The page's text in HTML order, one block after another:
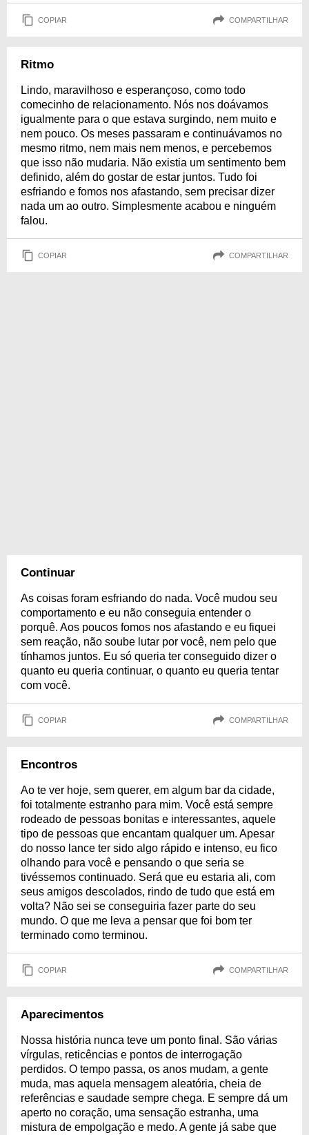
COPIAR COMPARTILHAR
Ritmo
Lindo, maravilhoso e esperançoso, como todo
comecinho de relacionamento. Nós nos doávamos
igualmente para o que estava surgindo, nem muito e
nem pouco. Os meses passaram e continuávamos no
mesmo ritmo, nem mais nem menos, e percebemos
que isso não mudaria. Não existia um sentimento bem
definido, além do gostar de estar juntos. Tudo foi
esfriando e fomos nos afastando, sem precisar dizer
nada um ao outro. Simplesmente acabou e ninguém
falou.
COPIAR COMPARTILHAR
Continuar
As coisas foram esfriando do nada. Você mudou seu
comportamento e eu não conseguia entender o
porquê. Aos poucos fomos nos afastando e eu fiquei
sem reação, não soube lutar por você, nem pelo que
tínhamos juntos. Eu só queria ter conseguido dizer o
quanto eu queria continuar, o quanto eu queria tentar
com você.
COPIAR COMPARTILHAR
Encontros
Ao te ver hoje, sem querer, em algum bar da cidade,
foi totalmente estranho para mim. Você está sempre
rodeado de pessoas bonitas e interessantes, aquele
tipo de pessoas que encantam qualquer um. Apesar
do nosso lance ter sido algo rápido e intenso, eu fico
olhando para você e pensando o que seria se
tivéssemos continuado. Será que eu estaria ali, com
seus amigos descolados, rindo de tudo que está em
volta? Não sei se conseguiria fazer parte do seu
mundo. O que me leva a pensar que foi bom ter
terminado como terminou.
COPIAR COMPARTILHAR
Aparecimentos
Nossa história nunca teve um ponto final. São várias
vírgulas, reticências e pontos de interrogação
perdidos. O tempo passa, os anos mudam, a gente
muda, mas aquela mensagem aleatória, cheia de
referências e saudade sempre chega. E sempre dá um
aperto no coração, uma sensação estranha, uma
mistura de empolgação e medo. A gente já sabe que